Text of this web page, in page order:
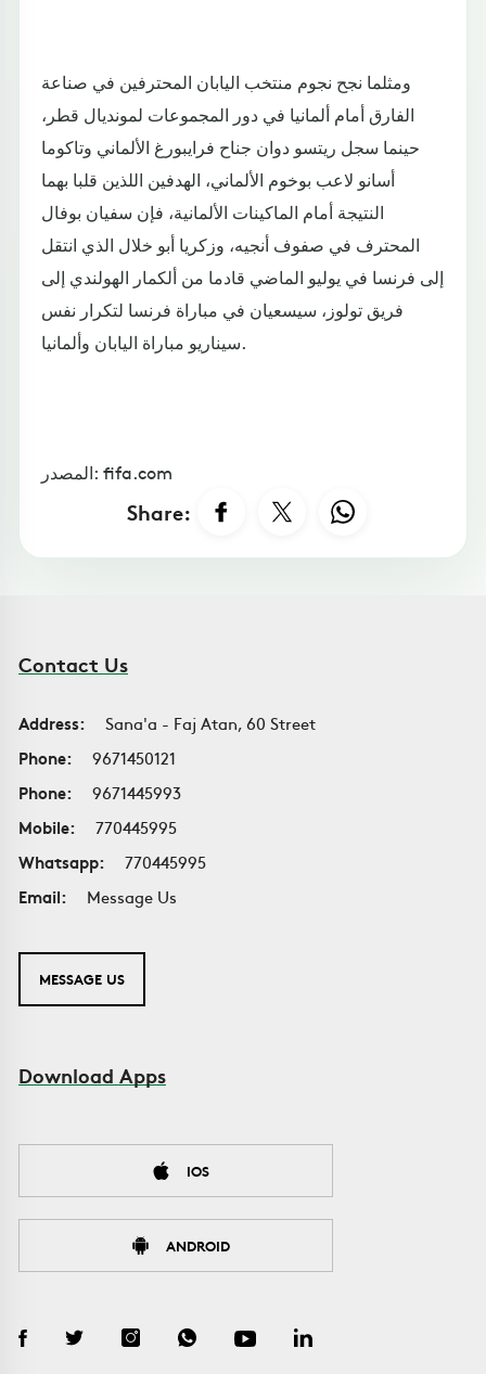
ومثلما نجح نجوم منتخب اليابان المحترفين في صناعة
الفارق أمام ألمانيا في دور المجموعات لمونديال قطر،
حينما سجل ريتسو دوان جناح فرايبورغ الألماني وتاكوما
أسانو لاعب بوخوم الألماني، الهدفين اللذين قلبا بهما
النتيجة أمام الماكينات الألمانية، فإن سفيان بوفال
المحترف في صفوف أنجيه، وزكريا أبو خلال الذي انتقل
إلى فرنسا في يوليو الماضي قادما من ألكمار الهولندي إلى
فريق تولوز، سيسعيان في مباراة فرنسا لتكرار نفس
سيناريو مباراة اليابان وألمانيا.
المصدر: fifa.com
Share:
Contact Us
Address:
Sana'a - Faj Atan, 60 Street
Phone:
9671450121
Phone:
9671445993
Mobile:
770445995
Whatsapp:
770445995
Email:
Message Us
MESSAGE US
Download Apps
IOS
ANDROID